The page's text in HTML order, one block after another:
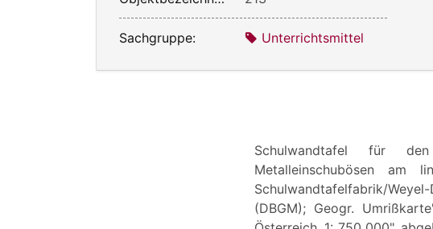
Sachgruppe: Unterrichtsmittel
Schulwandtafel für
Metalleinschubösen am
Schulwandtafelfabrik/
(DBGM); Geogr.